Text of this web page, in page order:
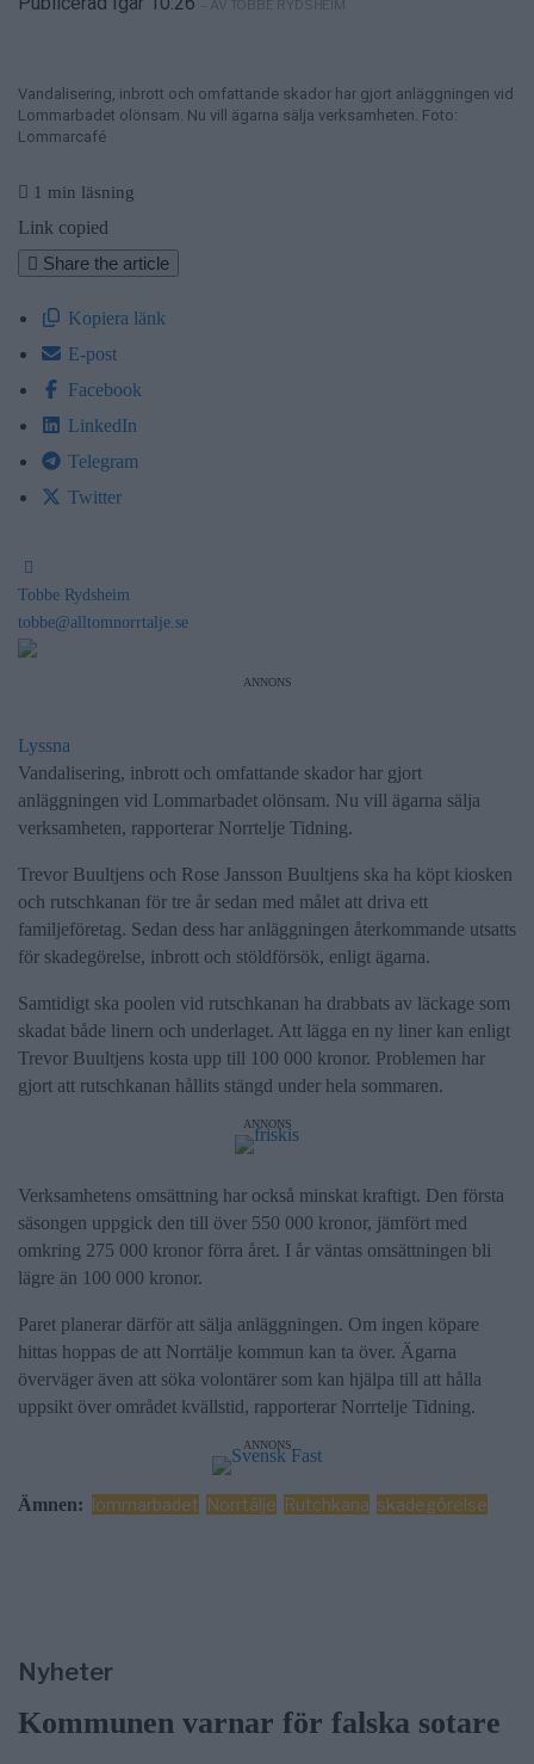
– AV TOBBE RYDSHEIM
Vandalisering, inbrott och omfattande skador har gjort anläggningen vid
Lommarbadet olönsam. Nu vill ägarna sälja verksamheten. Foto:
Lommarcafé
1 min läsning
Link copied
Share the article
Kopiera länk
E-post
Facebook
LinkedIn
Telegram
Twitter
Tobbe Rydsheim
tobbe@alltomnorrtalje.se
ANNONS
Lyssna
Vandalisering, inbrott och omfattande skador har gjort
anläggningen vid Lommarbadet olönsam. Nu vill ägarna sälja
verksamheten, rapporterar Norrtelje Tidning.
Trevor Buultjens och Rose Jansson Buultjens ska ha köpt kiosken
och rutschkanan för tre år sedan med målet att driva ett
familjeföretag. Sedan dess har anläggningen återkommande utsatts
för skadegörelse, inbrott och stöldförsök, enligt ägarna.
Samtidigt ska poolen vid rutschkanan ha drabbats av läckage som
skadat både linern och underlaget. Att lägga en ny liner kan enligt
Trevor Buultjens kosta upp till 100 000 kronor. Problemen har
gjort att rutschkanan hållits stängd under hela sommaren.
ANNONS
Verksamhetens omsättning har också minskat kraftigt. Den första
säsongen uppgick den till över 550 000 kronor, jämfört med
omkring 275 000 kronor förra året. I år väntas omsättningen bli
lägre än 100 000 kronor.
Paret planerar därför att sälja anläggningen. Om ingen köpare
hittas hoppas de att Norrtälje kommun kan ta över. Ägarna
överväger även att söka volontärer som kan hjälpa till att hålla
uppsikt över området kvällstid, rapporterar Norrtelje Tidning.
ANNONS
Ämnen: lommarbadet Norrtälje Rutchkana skadegörelse
Nyheter
Kommunen varnar för falska sotare